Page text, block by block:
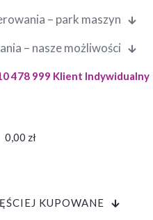
– park maszyn
– nasze możliwości
478 999 Klient Indywidualny
0,00 zł
KUPOWANE